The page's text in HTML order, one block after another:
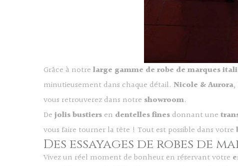
Grâce à notre large gamme de robe de marques
minutieusement dans chaque détail. Nicole & Aurora,
vous retrouverez dans notre showroom.
De jolis bustiers en dentelles fines donnant une
vous faire tourner la tête ! Tout est possible dans votre
Des essayages de robes de
Vivez un réel moment de bonheur en réservant votre